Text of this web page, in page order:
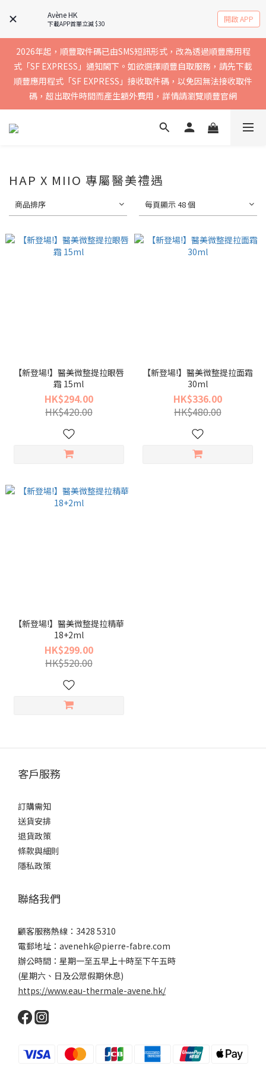
Avène HK
下載APP首單立減 $30 開啟 APP
買滿$400免運費，訂單經順豐速運會於2-5個工作天內送到，請核
實聯絡資料以確保收到送貨通知，暫不支援中國內地及澳門地區
實聯絡資料以確保收到送貨通知，暫不支援中國內地及澳門地區
2026年起，順豐取件碼已由SMS短訊形式，改為透過順豐應用程
式「SF EXPRESS」通知閣下。如欲選擇順豐自取服務，請先下載
順豐應用程式「SF EXPRESS」接收取件碼，以免因無法接收取件
碼，超出取件時間而產生額外費用，詳情請瀏覽順豐官網
HAP X MIIO 專屬醫美禮遇
商品排序 每頁顯示 48 個
【新登場!】醫美微整提拉眼唇
霜 15ml
HK$294.00
HK$420.00
【新登場!】醫美微整提拉面霜
30ml
HK$336.00
HK$480.00
【新登場!】醫美微整提拉精華
18+2ml
HK$299.00
HK$520.00
客戶服務
訂購需知
送貨安排
退貨政策
條款與細則
隱私政策
聯絡我們
顧客服務熱線：3428 5310
電郵地址：avenehk@pierre-fabre.com
辦公時間：星期一至五早上十時至下午五時
(星期六、日及公眾假期休息)
https://www.eau-thermale-avene.hk/